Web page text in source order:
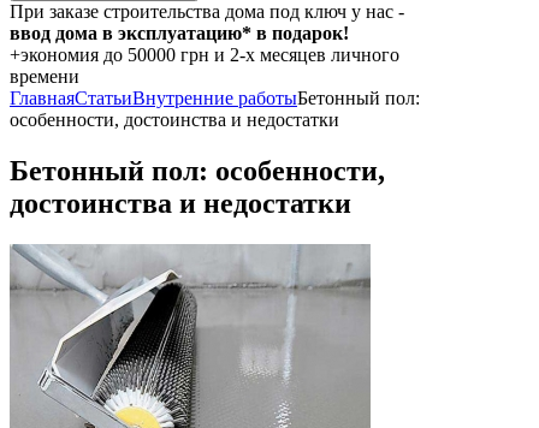
При заказе строительства дома под ключ у нас -
ввод дома в эксплуатацию* в подарок!
+экономия до 50000 грн и 2-х месяцев личного
времени
ГлавнаяСтатьиВнутренние работыБетонный пол:
особенности, достоинства и недостатки
Бетонный пол: особенности,
достоинства и недостатки